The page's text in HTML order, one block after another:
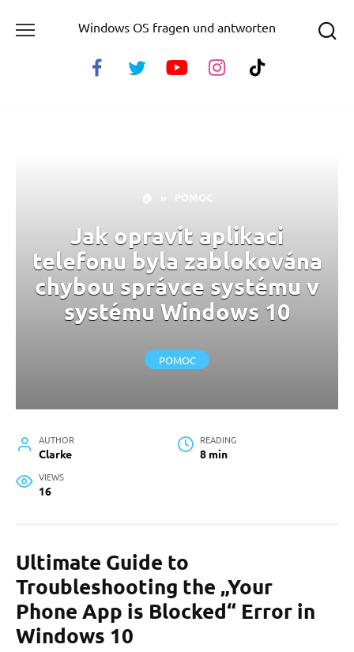
Windows OS fragen und antworten
Jak opravit aplikaci
telefonu byla zablokována
chybou správce systému v
systému Windows 10
POMOC
AUTHOR
Clarke
READING
8 min
VIEWS
16
Ultimate Guide to
Troubleshooting the „Your
Phone App is Blocked“ Error in
Windows 10